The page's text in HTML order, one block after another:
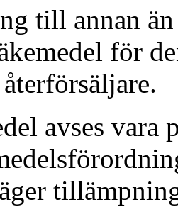
till annan
för
avses vara